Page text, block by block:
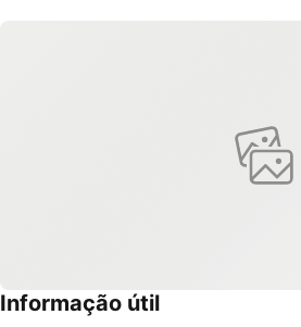
Informação útil